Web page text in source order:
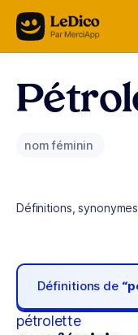
Aller au contenu
nom féminin
Définitions,
Définitions de
pétrolette